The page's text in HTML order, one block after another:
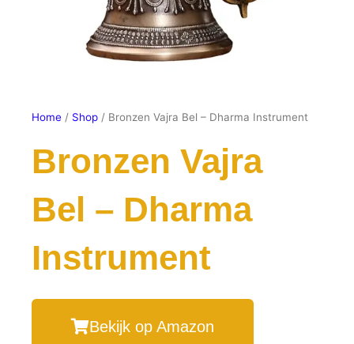
Home / Shop / Bronzen Vajra Bel – Dharma Instrument
Bronzen Vajra
Bel – Dharma
Instrument
Bekijk op Amazon